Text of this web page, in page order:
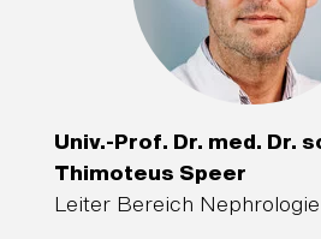
Univ.-Prof. Dr. med. Dr.
Thimoteus Speer
Leiter Bereich Nephrologie